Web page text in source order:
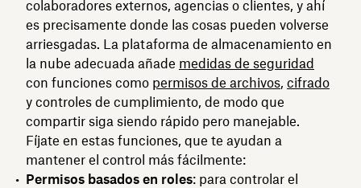
colaboradores externos, agencias o clientes, y ahí
es precisamente donde las cosas pueden volverse
arriesgadas. La plataforma de almacenamiento en
la nube adecuada añade medidas de seguridad
con funciones como permisos de archivos, cifrado
y controles de cumplimiento, de modo que
compartir siga siendo rápido pero manejable.
Fíjate en estas funciones, que te ayudan a
mantener el control más fácilmente:
Permisos basados en roles: para controlar el